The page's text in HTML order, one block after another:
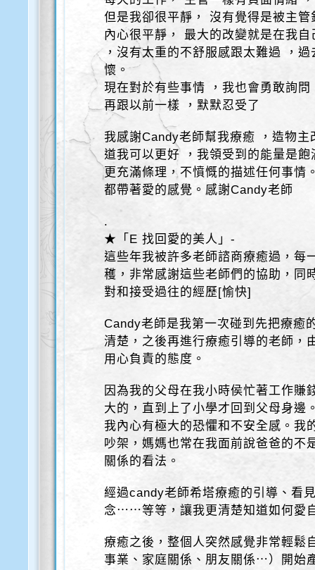
但是我卻很平靜， 沒有覺得是被主管
內心很平靜， 最大的改變就是在我
，沒有太重的不舒服感跟太難過 ，
懷。
現在對於有些事情 ，我也會勇敢詢
再跟以前一樣 ，默默忍受了
我感謝Candy老師幫我療癒 ，造物
道我可以更好 ，我領受到的能量是
更充滿條理，不憤慨的描述任何事情
都帶著愛的感覺。感謝Candy老師
.
★「E 找回愛的美人」-
這些年我被許多老師諮商療癒過，每
穫，非常感謝這些老師們的協助，同
對和接受過往的經歷[愉快]
Candy老師是我第一次碰到先把療癒
清楚，之後再進行療癒引導的老師，
用心負責的態度。
因為我的父母在我小時侯忙著工作賺
大的，直到上了小學才回到父母身邊
我內心有極大的恐懼和不安全感。我
吵架，媽媽也常在我面前說爸爸的不
關係的看法。
經過candy老師希塔療癒的引導、看
念⋯⋯等等，讓我更清楚知道如何愛
療癒之後，整個人突然感覺非常輕鬆
事業、家庭關係、朋友關係⋯）開始